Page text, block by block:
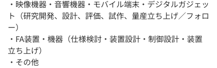
・映像機器・音響機器・モバイル端末・デジタルガジェッ
ト（研究開発、設計、評価、試作、量産立ち上げ／フォロ
ー）
・FA装置・機器（仕様検討・装置設計・制御設計・装置
立ち上げ）
・その他